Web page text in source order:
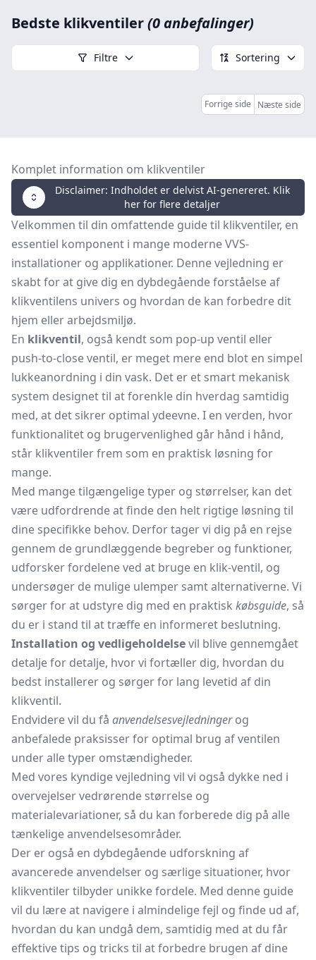
Bedste klikventiler(0 anbefalinger)
Filtre Sortering
Forrige side Næste side
Komplet information om klikventiler
Disclaimer: Indholdet er delvist AI-genereret. Klik
her for flere detaljer
Velkommen til din omfattende guide til klikventiler, en
essentiel komponent i mange moderne VVS-
installationer og applikationer. Denne vejledning er
skabt for at give dig en dybdegående forståelse af
klikventilens univers og hvordan de kan forbedre dit
hjem eller arbejdsmiljø.
En klikventil, også kendt som pop-up ventil eller
push-to-close ventil, er meget mere end blot en simpel
lukkeanordning i din vask. Det er et smart mekanisk
system designet til at forenkle din hverdag samtidig
med, at det sikrer optimal ydeevne. I en verden, hvor
funktionalitet og brugervenlighed går hånd i hånd,
står klikventiler frem som en praktisk løsning for
mange.
Med mange tilgængelige typer og størrelser, kan det
være udfordrende at finde den helt rigtige løsning til
dine specifikke behov. Derfor tager vi dig på en rejse
gennem de grundlæggende begreber og funktioner,
udforsker fordelene ved at bruge en klik-ventil, og
undersøger de mulige ulemper samt alternativerne. Vi
sørger for at udstyre dig med en praktisk købsguide, så
du er i stand til at træffe en informeret beslutning.
Installation og vedligeholdelsevil blive gennemgået
detalje for detalje, hvor vi fortæller dig, hvordan du
bedst installerer og sørger for lang levetid af din
klikventil.
Endvidere vil du få anvendelsesvejledningerog
anbefalede praksisser for optimal brug af ventilen
under alle typer omstændigheder.
Med vores kyndige vejledning vil vi også dykke ned i
overvejelser vedrørende størrelse og
materialevariationer, så du kan forberede dig på alle
tænkelige anvendelsesområder.
Der er også en dybdegående udforskning af
avancerede anvendelser og særlige situationer, hvor
klikventiler tilbyder unikke fordele. Med denne guide
vil du lære at navigere i almindelige fejl og finde ud af,
hvordan du kan undgå dem, samtidig med at du får
effektive tips og tricks til at forbedre brugen af dine